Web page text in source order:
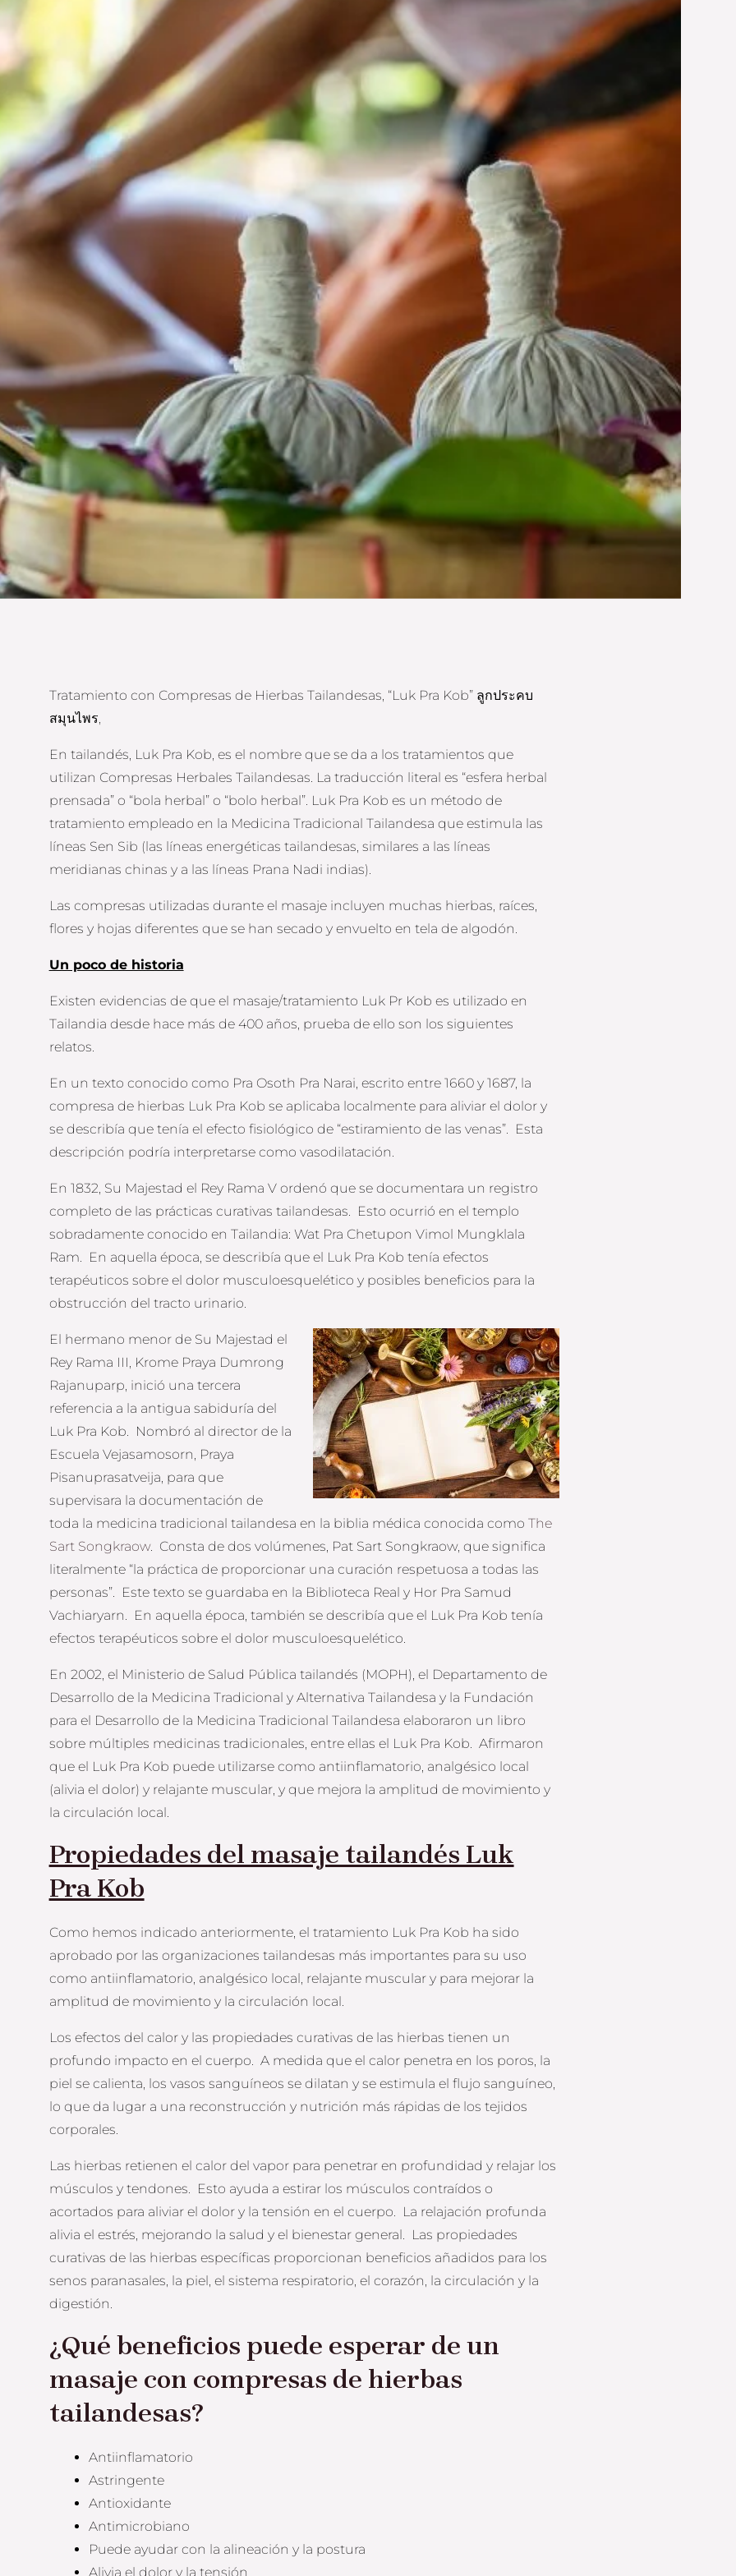
Tratamiento con Compresas de Hierbas Tailandesas, “Luk Pra Kob” ลูกประคบ
สมุนไพร,
En tailandés, Luk Pra Kob, es el nombre que se da a los tratamientos que
utilizan Compresas Herbales Tailandesas. La traducción literal es “esfera herbal
prensada” o “bola herbal” o “bolo herbal”. Luk Pra Kob es un método de
tratamiento empleado en la Medicina Tradicional Tailandesa que estimula las
líneas Sen Sib (las líneas energéticas tailandesas, similares a las líneas
meridianas chinas y a las líneas Prana Nadi indias).
Las compresas utilizadas durante el masaje incluyen muchas hierbas, raíces,
flores y hojas diferentes que se han secado y envuelto en tela de algodón.
Un poco de historia
Existen evidencias de que el masaje/tratamiento Luk Pr Kob es utilizado en
Tailandia desde hace más de 400 años, prueba de ello son los siguientes
relatos.
En un texto conocido como Pra Osoth Pra Narai, escrito entre 1660 y 1687, la
compresa de hierbas Luk Pra Kob se aplicaba localmente para aliviar el dolor y
se describía que tenía el efecto fisiológico de “estiramiento de las venas”. Esta
descripción podría interpretarse como vasodilatación.
En 1832, Su Majestad el Rey Rama V ordenó que se documentara un registro
completo de las prácticas curativas tailandesas. Esto ocurrió en el templo
sobradamente conocido en Tailandia: Wat Pra Chetupon Vimol Mungklala
Ram. En aquella época, se describía que el Luk Pra Kob tenía efectos
terapéuticos sobre el dolor musculoesquelético y posibles beneficios para la
obstrucción del tracto urinario.
El hermano menor de Su Majestad el
Rey Rama III, Krome Praya Dumrong
Rajanuparp, inició una tercera
referencia a la antigua sabiduría del
Luk Pra Kob. Nombró al director de la
Escuela Vejasamosorn, Praya
Pisanuprasatveija, para que
supervisara la documentación de
toda la medicina tradicional tailandesa en la biblia médica conocida como The
Sart Songkraow. Consta de dos volúmenes, Pat Sart Songkraow, que significa
literalmente “la práctica de proporcionar una curación respetuosa a todas las
personas”. Este texto se guardaba en la Biblioteca Real y Hor Pra Samud
Vachiaryarn. En aquella época, también se describía que el Luk Pra Kob tenía
efectos terapéuticos sobre el dolor musculoesquelético.
En 2002, el Ministerio de Salud Pública tailandés (MOPH), el Departamento de
Desarrollo de la Medicina Tradicional y Alternativa Tailandesa y la Fundación
para el Desarrollo de la Medicina Tradicional Tailandesa elaboraron un libro
sobre múltiples medicinas tradicionales, entre ellas el Luk Pra Kob. Afirmaron
que el Luk Pra Kob puede utilizarse como antiinflamatorio, analgésico local
(alivia el dolor) y relajante muscular, y que mejora la amplitud de movimiento y
la circulación local.
Propiedades del masaje tailandés Luk
Pra Kob
Como hemos indicado anteriormente, el tratamiento Luk Pra Kob ha sido
aprobado por las organizaciones tailandesas más importantes para su uso
como antiinflamatorio, analgésico local, relajante muscular y para mejorar la
amplitud de movimiento y la circulación local.
Los efectos del calor y las propiedades curativas de las hierbas tienen un
profundo impacto en el cuerpo. A medida que el calor penetra en los poros, la
piel se calienta, los vasos sanguíneos se dilatan y se estimula el flujo sanguíneo,
lo que da lugar a una reconstrucción y nutrición más rápidas de los tejidos
corporales.
Las hierbas retienen el calor del vapor para penetrar en profundidad y relajar los
músculos y tendones. Esto ayuda a estirar los músculos contraídos o
acortados para aliviar el dolor y la tensión en el cuerpo. La relajación profunda
alivia el estrés, mejorando la salud y el bienestar general. Las propiedades
curativas de las hierbas específicas proporcionan beneficios añadidos para los
senos paranasales, la piel, el sistema respiratorio, el corazón, la circulación y la
digestión.
¿Qué beneficios puede esperar de un
masaje con compresas de hierbas
tailandesas?
Antiinflamatorio
Astringente
Antioxidante
Antimicrobiano
Puede ayudar con la alineación y la postura
Alivia el dolor y la tensión